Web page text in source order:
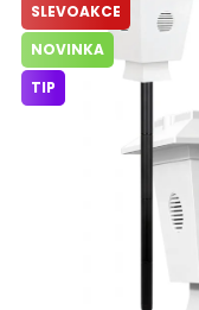
Domácnost
Dětská hřiště
Autodoplňky
SLEVOAKCE
NOVINKA
TIP